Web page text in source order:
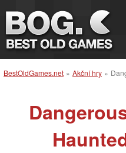
BestOldGames.net » Akční hry »